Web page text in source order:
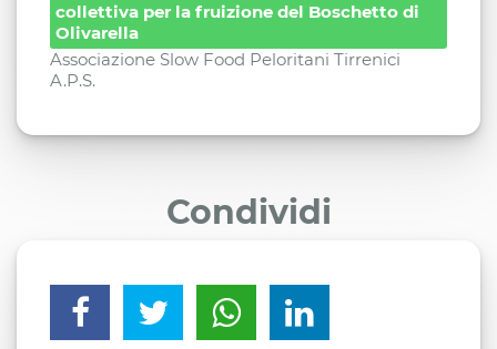
collettiva per la fruizione del Boschetto di
Olivarella
Associazione Slow Food Peloritani Tirrenici
A.P.S.
Condividi